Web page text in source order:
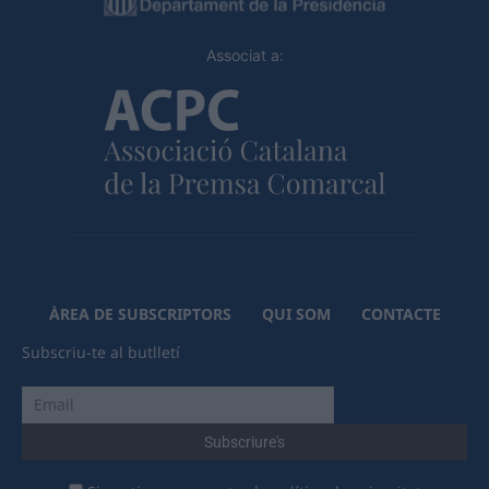
Associat a:
ÀREA DE SUBSCRIPTORS QUI SOM
CONTACTE
Subscriu-te al butlletí